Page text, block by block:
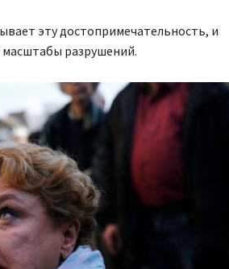
эту достопримечательность, и
масштабы разрушений.